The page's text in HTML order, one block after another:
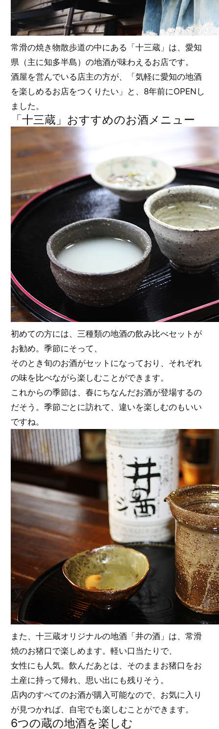
常滑の焼き物散歩道の中にある「十三蔵」は、愛知
県（主に知多半島）の地酒が味わえるお店です。
酒屋を営んでいる店主の方が、「気軽に愛知の地酒
を楽しめるお店をつくりたい」と、8年前にOPENし
ました。
「十三蔵」おすすめのお酒メニュー
初めての方には、三種類の地酒の飲み比べセットが
お勧め。季節にそって、
そのとき旬のお酒がセットになっており、それぞれ
の味を比べながら楽しむことができます。
これからの季節は、春にちなんだお酒が登場するの
だそう。季節ごとに訪れて、違いを楽しむのもいい
ですね。
また、十三蔵オリジナルの地酒「井の酒」は、常滑
焼のお猪口で楽しめます。軽い口当たりで、
女性にも人気。飲んだあとは、そのままお猪口をお
土産に持って帰れ、思い出にも残りそう。
店内のすべてのお酒が購入可能なので、お気に入り
が見つかれば、自宅でも楽しむことができます。
6つの蔵の地酒を楽しむ